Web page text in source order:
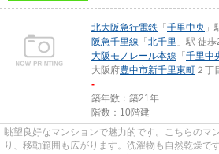
北大阪急行電鉄 「 千里中央 」
阪急千里線 「 北千里 」駅 徒
大阪モノレール本線 「 千里中
大阪府豊中市新千里東町 ２丁
-
築年数：築21年
階数：10階建
眺望良好なマンションで魅力的です。こちらのマ
り、移動範囲も広がります。洗濯物も自然乾燥で